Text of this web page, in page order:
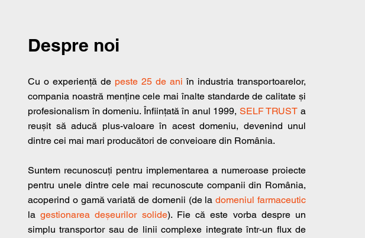
Despre noi
Cu o experiență de peste 25 de ani în industria transportoarelor,
compania noastră menține cele mai înalte standarde de calitate și
profesionalism în domeniu. Înființată în anul 1999, SELF TRUST a
reușit să aducă plus-valoare în acest domeniu, devenind unul
dintre cei mai mari producători de conveioare din România.
Suntem recunoscuți pentru implementarea a numeroase proiecte
pentru unele dintre cele mai recunoscute companii din România,
acoperind o gamă variată de domenii (de ladomeniul farmaceutic
lagestionarea deșeurilor solide). Fie că este vorba despre un
simplu transportor sau de linii complexe integrate într-un flux de